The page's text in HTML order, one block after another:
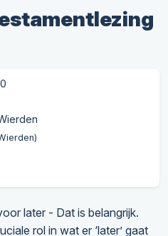
later - Dat is belangrijk.
rol in wat er ‘later’ gaat